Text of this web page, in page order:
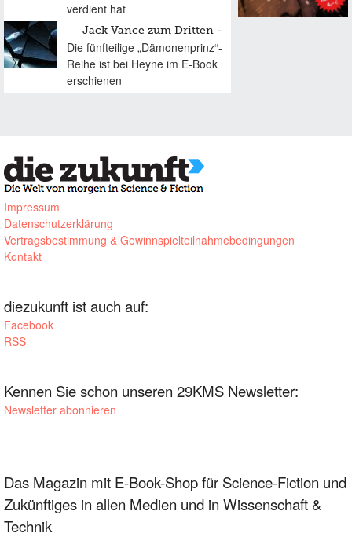
verdient hat
Jack Vance zum Dritten
Die fünfteilige „Dämonenprinz“-
Reihe ist bei Heyne im E-Book
erschienen
Impressum
Datenschutzerklärung
Vertragsbestimmung & Gewinnspielteilnahmebedingungen
Kontakt
diezukunft ist auch auf:
Facebook
RSS
Kennen Sie schon unseren 29KMS Newsletter:
Newsletter abonnieren
Das Magazin mit E-Book-Shop für Science-Fiction und
Zukünftiges in allen Medien und in Wissenschaft &
Technik